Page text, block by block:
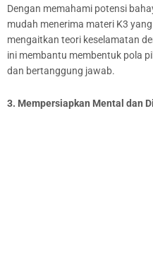
Dengan memahami potensi
mudah menerima materi K3
mengaitkan teori keselamatan
ini membantu membentuk pola
dan bertanggung jawab.
3. Mempersiapkan Mental dan